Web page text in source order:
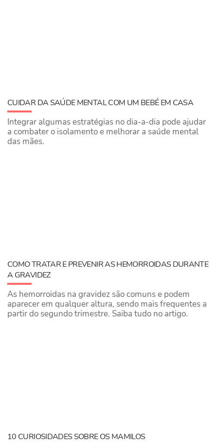
CUIDAR DA SAÚDE MENTAL COM UM BEBÉ EM CASA
Integrar algumas estratégias no dia-a-dia pode ajudar
a combater o isolamento e melhorar a saúde mental
das mães.
COMO TRATAR E PREVENIR AS HEMORROIDAS DURANTE
A GRAVIDEZ
As hemorroidas na gravidez são comuns e podem
aparecer em qualquer altura, sendo mais frequentes a
partir do segundo trimestre. Saiba tudo no artigo.
10 CURIOSIDADES SOBRE OS MAMILOS